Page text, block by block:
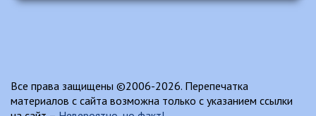
Все права защищены ©2006-2026. Перепечатка
материалов с сайта возможна только с указанием ссылки